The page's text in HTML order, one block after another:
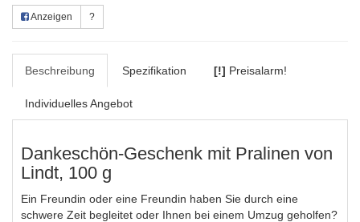
Anzeigen ?
Beschreibung Spezifikation [!] Preisalarm!
Individuelles Angebot
Dankeschön-Geschenk mit Pralinen von
Lindt, 100 g
Ein Freundin oder eine Freundin haben Sie durch eine
schwere Zeit begleitet oder Ihnen bei einem Umzug geholfen?